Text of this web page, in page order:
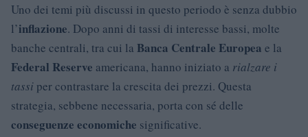
Uno dei temi più discussi in questo periodo è senza dubbio
l’inflazione. Dopo anni di tassi di interesse bassi, molte
banche centrali, tra cui la Banca Centrale Europea e la
Federal Reserve americana, hanno iniziato a rialzare i
tassi per contrastare la crescita dei prezzi. Questa
strategia, sebbene necessaria, porta con sé delle
conseguenze economiche significative.